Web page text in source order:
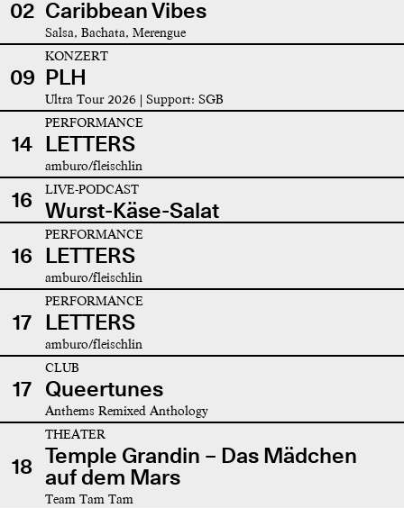
02 Caribbean Vibes
Salsa, Bachata, Merengue
09
KONZERT
PLH
Ultra Tour 2026 | Support: SGB
14
PERFORMANCE
LETTERS
amburo/fleischlin
16 LIVE-PODCAST
Wurst-Käse-Salat
16
PERFORMANCE
LETTERS
amburo/fleischlin
17
PERFORMANCE
LETTERS
amburo/fleischlin
17
CLUB
Queertunes
Anthems Remixed Anthology
18
THEATER
Temple Grandin – Das Mädchen
auf dem Mars
Team Tam Tam